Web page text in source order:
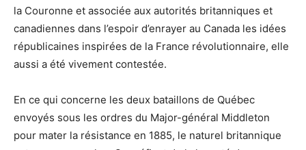
la Couronne et associée aux autorités britanniques et
canadiennes dans l’espoir d’enrayer au Canada les idées
républicaines inspirées de la France révolutionnaire, elle
aussi a été vivement contestée.
En ce qui concerne les deux bataillons de Québec
envoyés sous les ordres du Major-général Middleton
pour mater la résistance en 1885, le naturel britannique